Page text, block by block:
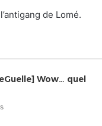
de Lomé.
Wow… quel